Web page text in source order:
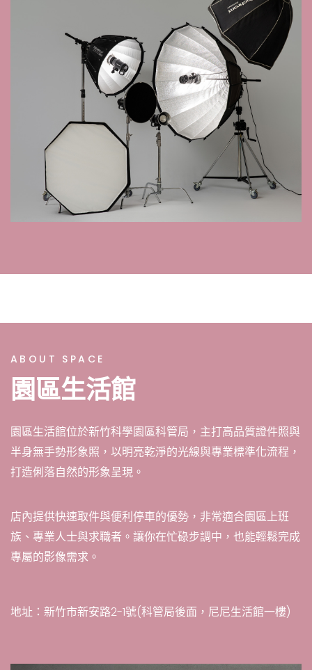
ABOUT SPACE
園區生活館
園區生活館位於新竹科學園區科管局，主打高品質證件照與
半身無手勢形象照，以明亮乾淨的光線與專業標準化流程，
打造俐落自然的形象呈現。
店內提供快速取件與便利停車的優勢，非常適合園區上班
族、專業人士與求職者。讓你在忙碌步調中，也能輕鬆完成
專屬的影像需求。
地址：新竹市新安路2-1號(科管局後面，尼尼生活館一樓)